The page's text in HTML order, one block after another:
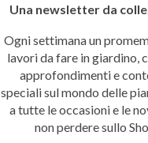
Una newsletter da
Ogni settimana un
lavori da fare in giardino,
approfondimenti e
speciali sul mondo delle
a tutte le occasioni e le
non perdere sullo